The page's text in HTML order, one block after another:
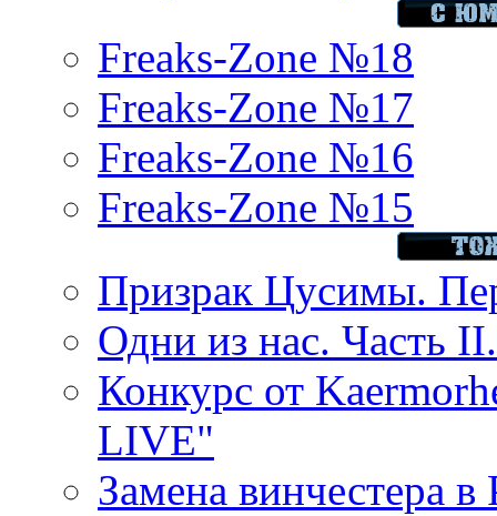
Freaks-Zone №18
Freaks-Zone №17
Freaks-Zone №16
Freaks-Zone №15
Призрак Цусимы.
Одни из нас. Часть
Конкурс от
LIVE"
Замена винчестера